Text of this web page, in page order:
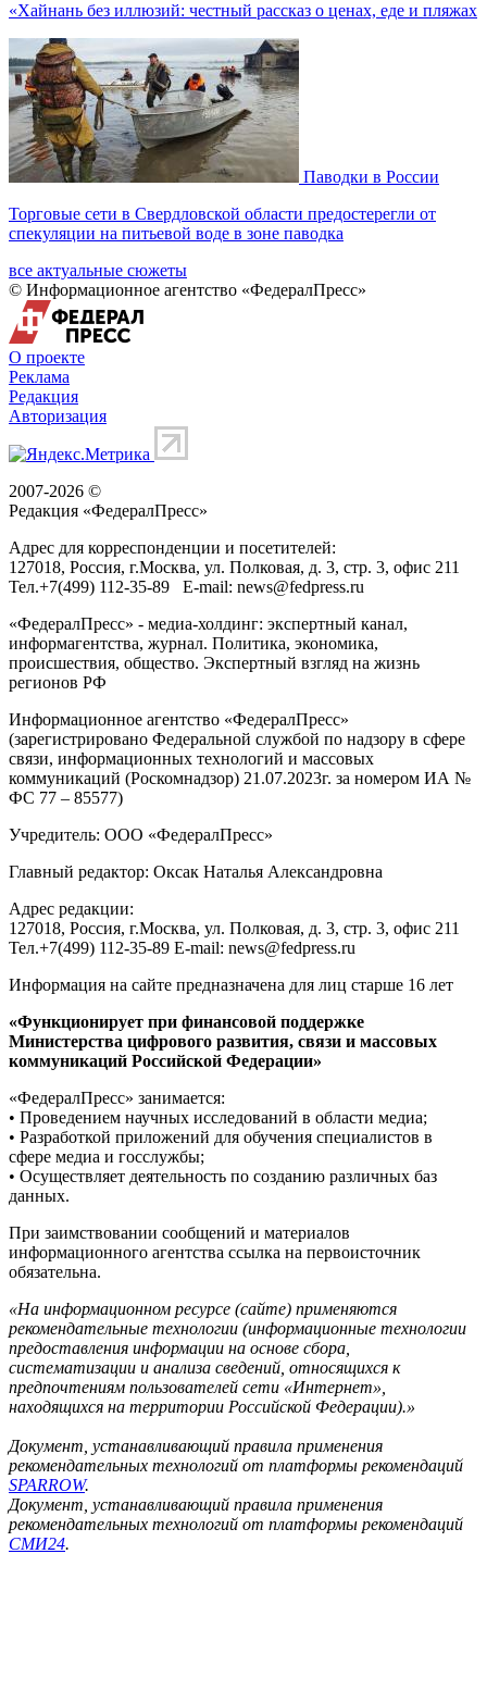
«Хайнань без иллюзий: честный рассказ о ценах, еде и пляжах
Паводки в России
Торговые сети в Свердловской области предостерегли от
спекуляции на питьевой воде в зоне паводка
все актуальные сюжеты
© Информационное агентство «ФедералПресс»
О проекте
Реклама
Редакция
Авторизация
2007-2026 ©
Редакция «ФедералПресс»
Адрес для корреспонденции и посетителей:
127018, Россия, г.Москва, ул. Полковая, д. 3, стр. 3, офис 211
Тел.+7(499) 112-35-89 E-mail: news@fedpress.ru
«ФедералПресс» - медиа-холдинг: экспертный канал,
информагентства, журнал. Политика, экономика,
происшествия, общество. Экспертный взгляд на жизнь
регионов РФ
Информационное агентство «ФедералПресс»
(зарегистрировано Федеральной службой по надзору в сфере
связи, информационных технологий и массовых
коммуникаций (Роскомнадзор) 21.07.2023г. за номером ИА №
ФС 77 – 85577)
Учредитель: ООО «ФедералПресс»
Главный редактор: Оксак Наталья Александровна
Адрес редакции:
127018, Россия, г.Москва, ул. Полковая, д. 3, стр. 3, офис 211
Тел.+7(499) 112-35-89 E-mail: news@fedpress.ru
Информация на сайте предназначена для лиц старше 16 лет
«Функционирует при финансовой поддержке
Министерства цифрового развития, связи и массовых
коммуникаций Российской Федерации»
«ФедералПресс» занимается:
• Проведением научных исследований в области медиа;
• Разработкой приложений для обучения специалистов в
сфере медиа и госслужбы;
• Осуществляет деятельность по созданию различных баз
данных.
При заимствовании сообщений и материалов
информационного агентства ссылка на первоисточник
обязательна.
«На информационном ресурсе (сайте) применяются
рекомендательные технологии (информационные технологии
предоставления информации на основе сбора,
систематизации и анализа сведений, относящихся к
предпочтениям пользователей сети «Интернет»,
находящихся на территории Российской Федерации).»
Документ, устанавливающий правила применения
рекомендательных технологий от платформы рекомендаций
SPARROW.
Документ, устанавливающий правила применения
рекомендательных технологий от платформы рекомендаций
СМИ24.